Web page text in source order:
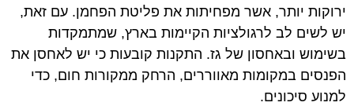
ירוקות יותר, אשר מפחיתות את פליטת הפחמן. עם זאת,
יש לשים לב לרגולציות הקיימות בארץ, שמתמקדות
בשימוש ובאחסון של גז. התקנות קובעות כי יש לאחסן את
הפנסים במקומות מאווררים, הרחק ממקורות חום, כדי
למנוע סיכונים.